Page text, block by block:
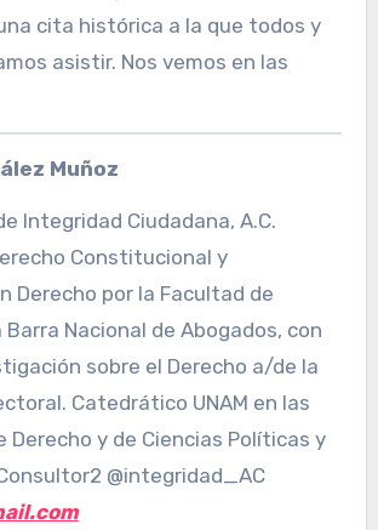
cita histórica a la que todos y
asistir. Nos vemos en las
Muñoz
Integridad Ciudadana, A.C.
Constitucional y
Derecho por la Facultad de
Barra Nacional de Abogados, con
sobre el Derecho a/de la
Catedrático UNAM en las
y de Ciencias Políticas y
@integridad_AC